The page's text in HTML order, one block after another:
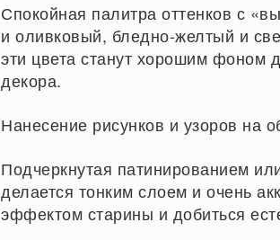
Спокойная палитра оттенков с
и оливковый, бледно-желтый и
эти цвета станут хорошим фоном
декора.
Нанесение рисунков и узоров на
Подчеркнутая патинированием
делается тонким слоем и очень
эффектом старины и добиться